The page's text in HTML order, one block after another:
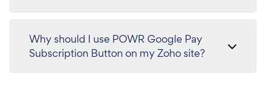
Why should I use POWR Google Pay
Subscription Button on my Zoho site?